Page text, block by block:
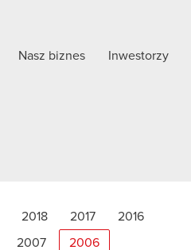
Nasz biznes Inwestorzy
2018 2017 2016
2007 2006